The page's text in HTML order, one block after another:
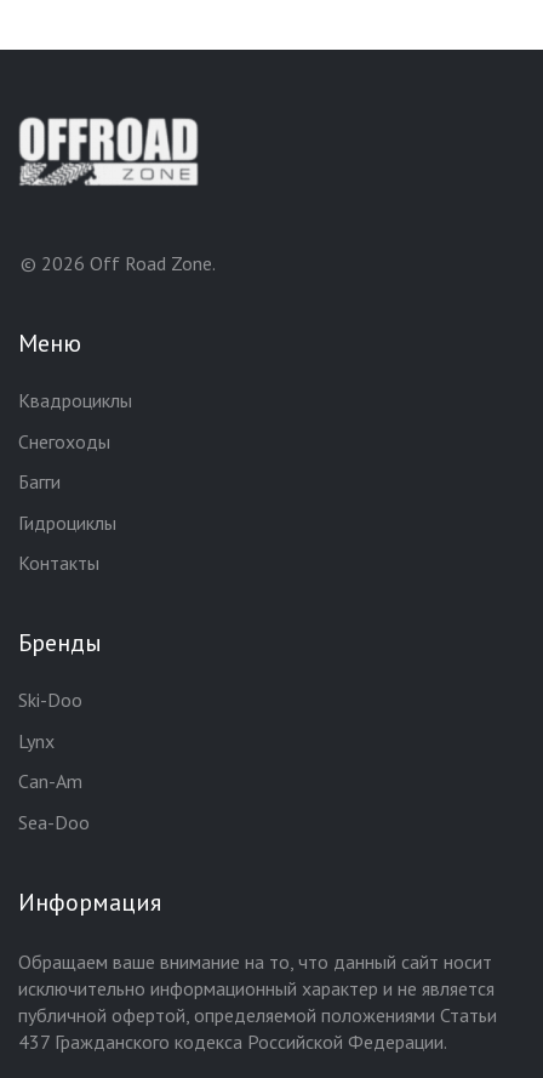
© 2026 Off Road Zone.
Меню
Квадроциклы
Снегоходы
Багги
Гидроциклы
Контакты
Бренды
Ski-Doo
Lynx
Can-Am
Sea-Doo
Информация
Обращаем ваше внимание на то, что данный сайт носит
исключительно информационный характер и не является
публичной офертой, определяемой положениями Статьи
437 Гражданского кодекса Российской Федерации.